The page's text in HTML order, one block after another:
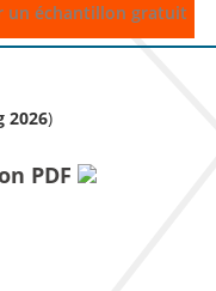
un échantillon gratuit
2026)
PDF